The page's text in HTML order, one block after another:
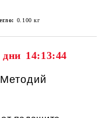
0.100 кг
дни 14:13:44